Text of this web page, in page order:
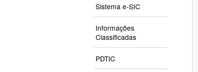
Sistema e-SIC
Informações
Classificadas
PDTIC